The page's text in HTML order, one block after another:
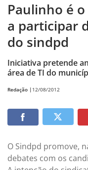
Paulinho é
a participar
do sindpd
Iniciativa pretende
área de TI do
Redação | 12/08/2012
O Sindpd promove,
debates com os